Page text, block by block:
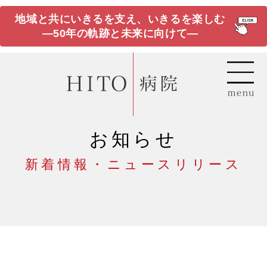
地域と共にいきるを支え、いきるを楽しむ
―50年の軌跡と未来に向けて―
お知らせ
新着情報・ニュースリリース